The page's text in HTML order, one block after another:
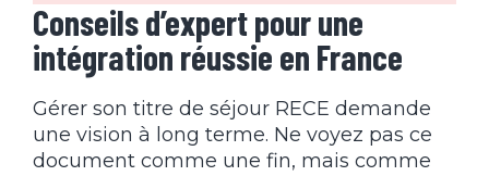
Conseils d’expert pour une
intégration réussie en France
Gérer son titre de séjour RECE demande
une vision à long terme. Ne voyez pas ce
document comme une fin, mais comme